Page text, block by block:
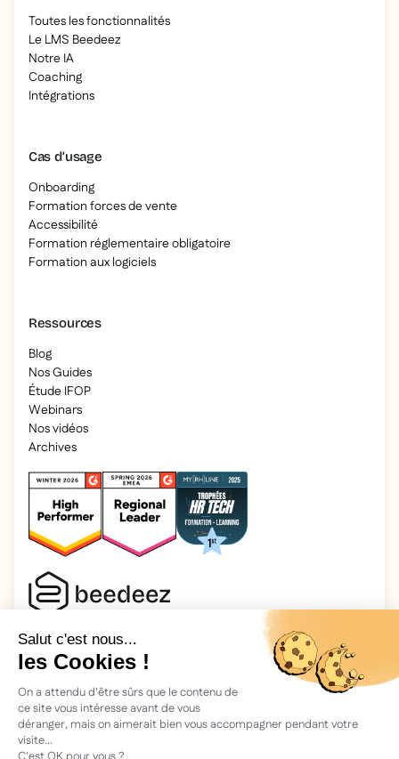
Toutes les fonctionnalités
Le LMS Beedeez
Notre IA
Coaching
Intégrations
Cas d’usage
Onboarding
Formation forces de vente
Accessibilité
Formation réglementaire obligatoire
Formation aux logiciels
Ressources
Blog
Nos Guides
Étude IFOP
Webinars
Nos vidéos
Archives
2026 Beedeez. Tous droits réservés.
Mentions légales
Beedeez, c’est une start-up fondée en 2015 par quatre férus
d’apprentissage : Morgan, Rémi, Quentin, Julien, avec une
vision simple : faciliter l'apprentissage et la transmission des